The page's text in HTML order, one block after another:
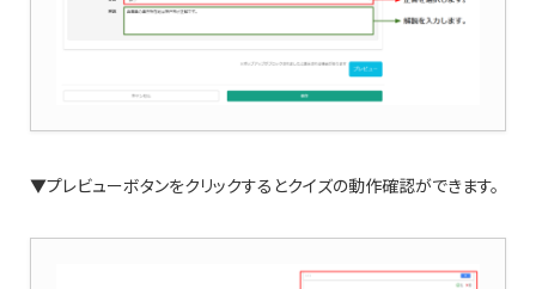
▼プレビューボタンをクリックするとクイズの動作確認ができます。